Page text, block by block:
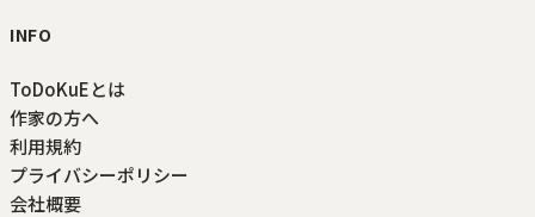
INFO
ToDoKuEとは
作家の方へ
利用規約
プライバシーポリシー
会社概要